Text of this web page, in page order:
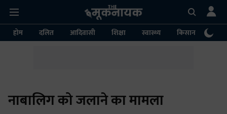
होम दलित आदिवासी शिक्षा स्वास्थ्य किसान
नाबालिग को जलाने का मामला